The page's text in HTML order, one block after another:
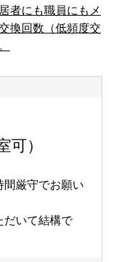
者にも職員にもメ
換回数（低頻度交
可）
間厳守でお願い
だいて結構で